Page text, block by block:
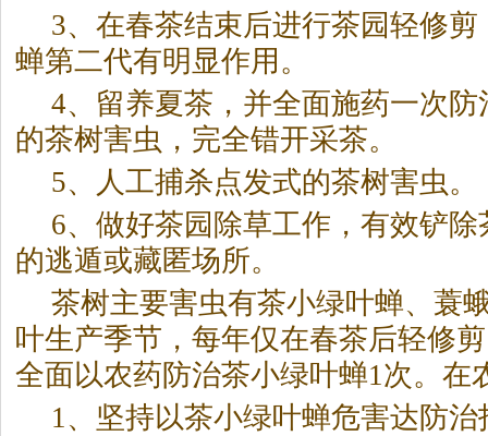
3、在春茶结束后进行茶园轻修
蝉第二代有明显作用。
4、留养夏茶 ，并全面施药一次防
的茶树害虫，完全错开采茶。
5、人工捕杀点发式的茶树害虫。
6、做好茶园除草工作，有效铲除
的逃遁或藏匿场所。
茶树主要害虫有茶小绿叶蝉、蓑
叶生产季节，每年仅在春茶后轻修
全面以农药防治茶小绿叶蝉1次。在
1、坚持以茶小绿叶蝉危害达防